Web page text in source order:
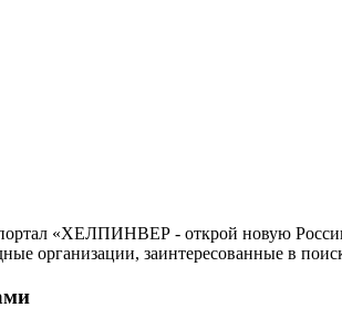
«ХЕЛПИНВЕР - открой новую
организации, заинтересованные в